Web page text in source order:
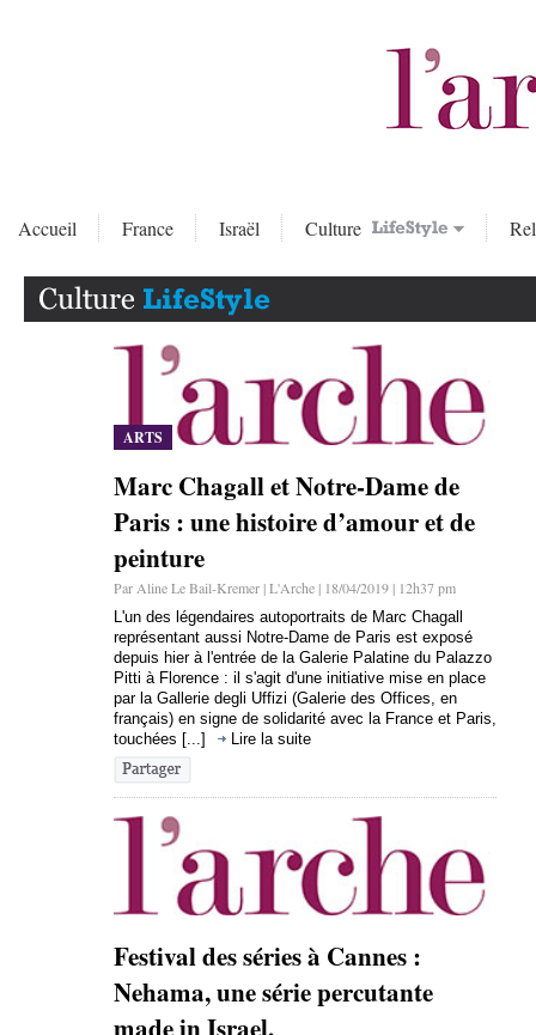
Accueil France Israël Culture
ARTS
Marc Chagall et Notre-Dame de
Paris : une histoire d’amour et de
peinture
Par Aline Le Bail-Kremer | L'Arche | 18/04/2019 | 12h37 pm
L'un des légendaires autoportraits de Marc Chagall
représentant aussi Notre-Dame de Paris est exposé
depuis hier à l'entrée de la Galerie Palatine du Palazzo
Pitti à Florence : il s'agit d'une initiative mise en place
par la Gallerie degli Uffizi (Galerie des Offices, en
français) en signe de solidarité avec la France et Paris,
touchées [...]
Lire la suite
Festival des séries à Cannes :
Nehama, une série percutante